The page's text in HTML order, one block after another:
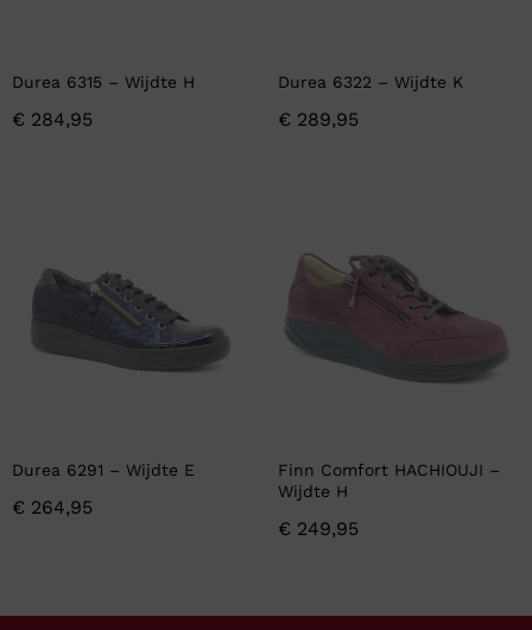
Durea 6315 – Wijdte H
€ 284,95
Durea 6322 – Wijdte K
€ 289,95
Durea 6291 – Wijdte E
€ 264,95
Finn Comfort HACHIOUJI –
Wijdte H
€ 249,95